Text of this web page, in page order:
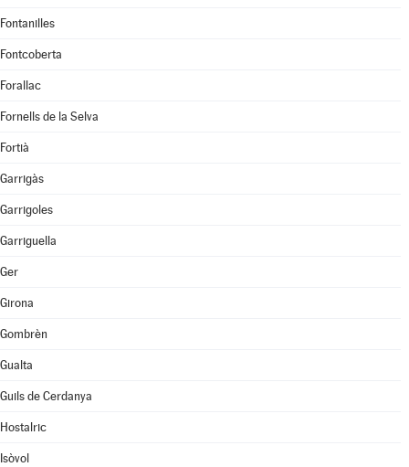
Fontanilles
Fontcoberta
Forallac
Fornells de la Selva
Fortià
Garrigàs
Garrigoles
Garriguella
Ger
Girona
Gombrèn
Gualta
Guils de Cerdanya
Hostalric
Isòvol